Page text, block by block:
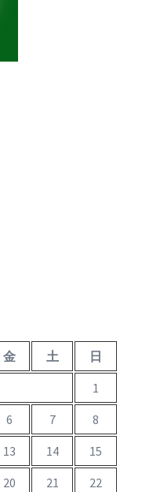
金 土
日
1
6 7
8
13 14
15
20 21
22